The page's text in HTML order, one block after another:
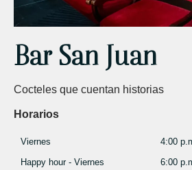
Bar San Juan
Cocteles que cuentan historias
Horarios​
Viernes
4:00
Happy hour - Viernes
6:00